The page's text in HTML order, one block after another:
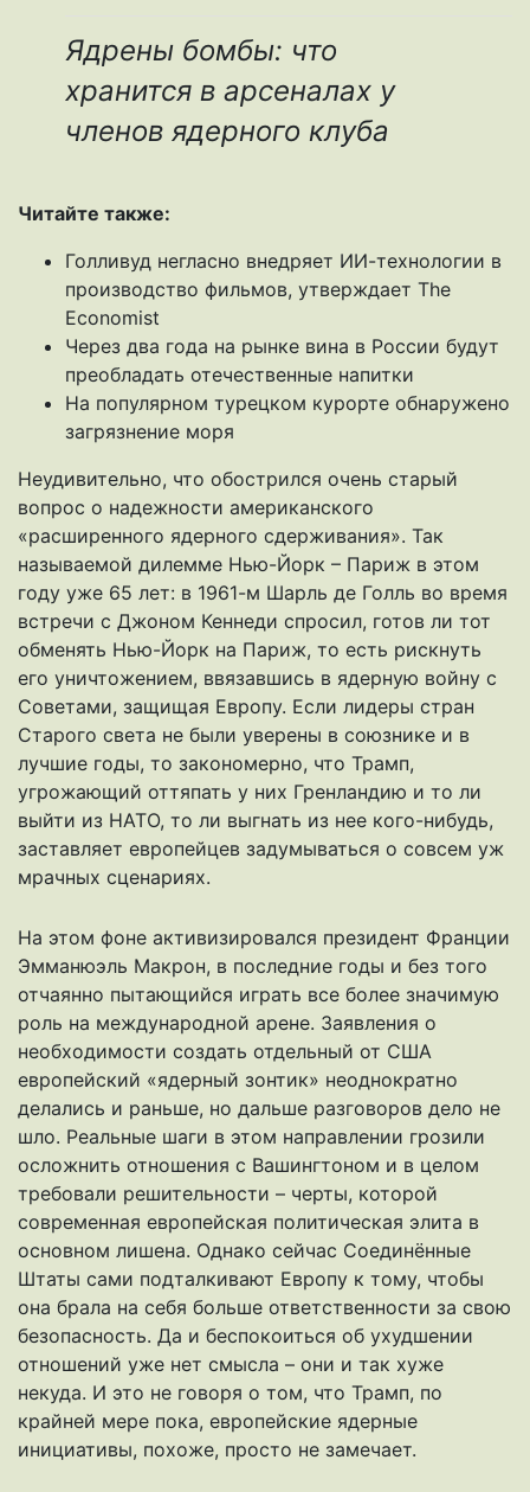
Ядрены бомбы: что
хранится в арсеналах у
членов ядерного клуба
Читайте также:
Голливуд негласно внедряет ИИ-технологии в
производство фильмов, утверждает The
Economist
Через два года на рынке вина в России будут
преобладать отечественные напитки
На популярном турецком курорте обнаружено
загрязнение моря
Неудивительно, что обострился очень старый
вопрос о надежности американского
«расширенного ядерного сдерживания». Так
называемой дилемме Нью-Йорк – Париж в этом
году уже 65 лет: в 1961-м Шарль де Голль во время
встречи с Джоном Кеннеди спросил, готов ли тот
обменять Нью-Йорк на Париж, то есть рискнуть
его уничтожением, ввязавшись в ядерную войну с
Советами, защищая Европу. Если лидеры стран
Старого света не были уверены в союзнике и в
лучшие годы, то закономерно, что Трамп,
угрожающий оттяпать у них Гренландию и то ли
выйти из НАТО, то ли выгнать из нее кого-нибудь,
заставляет европейцев задумываться о совсем уж
мрачных сценариях.
На этом фоне активизировался президент Франции
Эмманюэль Макрон, в последние годы и без того
отчаянно пытающийся играть все более значимую
роль на международной арене. Заявления о
необходимости создать отдельный от США
европейский «ядерный зонтик» неоднократно
делались и раньше, но дальше разговоров дело не
шло. Реальные шаги в этом направлении грозили
осложнить отношения с Вашингтоном и в целом
требовали решительности – черты, которой
современная европейская политическая элита в
основном лишена. Однако сейчас Соединённые
Штаты сами подталкивают Европу к тому, чтобы
она брала на себя больше ответственности за свою
безопасность. Да и беспокоиться об ухудшении
отношений уже нет смысла – они и так хуже
некуда. И это не говоря о том, что Трамп, по
крайней мере пока, европейские ядерные
инициативы, похоже, просто не замечает.